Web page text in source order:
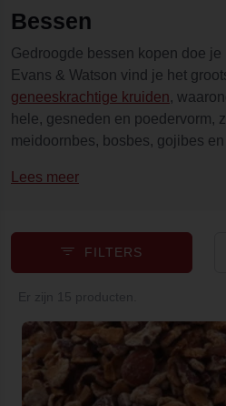
Bessen
Gedroogde bessen kopen doe
Evans & Watson vind je het
geneeskrachtige kruiden,
hele, gesneden en poedervorm,
meidoornbes, bosbes, gojibes
Lees meer
FILTERS